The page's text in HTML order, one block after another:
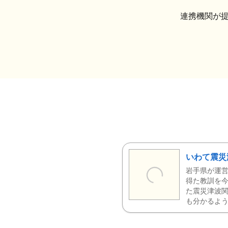
連携機関が
いわて震
岩手県が運
得た教訓を
た震災津波
も分かるよ